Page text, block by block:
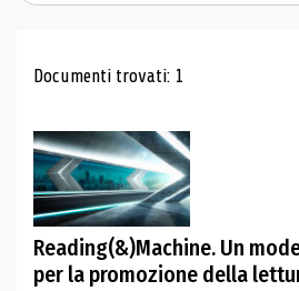
Risultati di
Documenti trovati: 1
Reading(&)Machine. Un
per la promozione della